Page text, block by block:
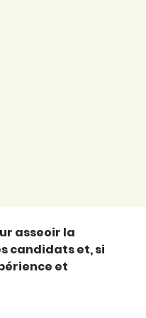
asseoir la
candidats et, si
et